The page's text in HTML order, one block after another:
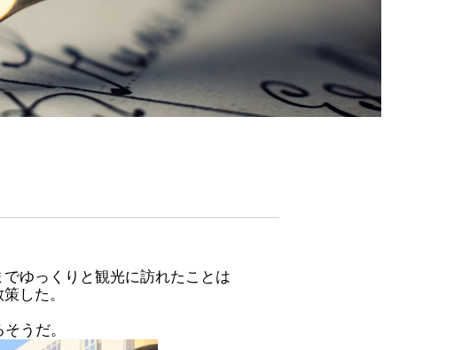
ゆっくりと観光に訪れたことは
した。
うだ。